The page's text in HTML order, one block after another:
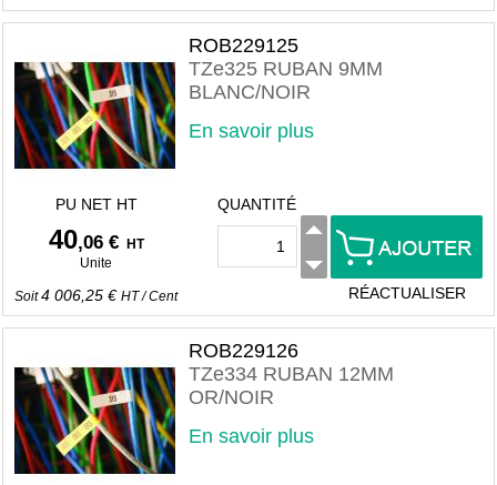
ROB229125
TZe325 RUBAN 9MM
BLANC/NOIR
En savoir plus
PU NET HT
40,06 €
HT
Unite
Soit4 006,25 € HT/Cent
QUANTITÉ
RÉACTUALISER
ROB229126
TZe334 RUBAN 12MM
OR/NOIR
En savoir plus